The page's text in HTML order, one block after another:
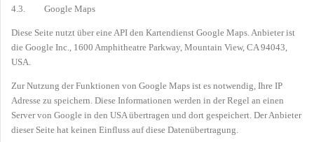
4.3. Google Maps
Diese Seite nutzt über eine API den Kartendienst Google Maps. Anbieter ist
die Google Inc., 1600 Amphitheatre Parkway, Mountain View, CA 94043,
USA.
Zur Nutzung der Funktionen von Google Maps ist es notwendig, Ihre IP
Adresse zu speichern. Diese Informationen werden in der Regel an einen
Server von Google in den USA übertragen und dort gespeichert. Der Anbieter
dieser Seite hat keinen Einfluss auf diese Datenübertragung.